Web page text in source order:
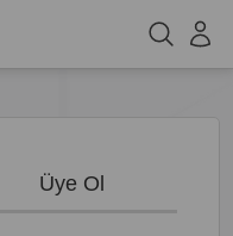
Üye Ol